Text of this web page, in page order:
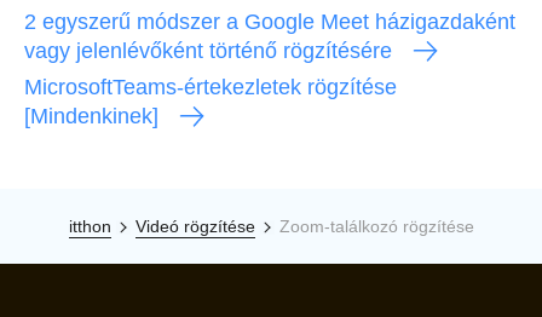
2 egyszerű módszer a Google Meet házigazdaként
vagy jelenlévőként történő rögzítésére
MicrosoftTeams-értekezletek rögzítése
[Mindenkinek]
itthon Videó rögzítése Zoom-találkozó rögzítése